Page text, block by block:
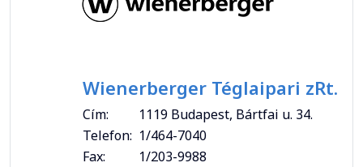
Wienerberger Téglaipari zRt.
Cím:
1119 Budapest, Bártfai u. 34.
Telefon: 1/464-7040
Fax:
1/203-9988